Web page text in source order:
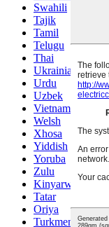
Swahili
Tajik
Tamil
Telugu
Thai
Ukrainian
Urdu
Uzbek
Vietnamese
Welsh
Xhosa
Yiddish
Yoruba
Zulu
Kinyarwanda
Tatar
Oriya
Turkmen